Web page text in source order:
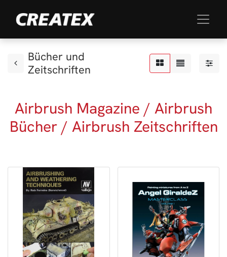
Bücher und
Zeitschriften
Airbrush Magazine / Airbrush
Bücher / Airbrush Zeitschriften